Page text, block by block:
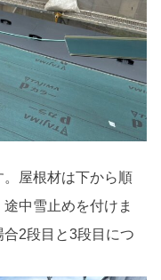
屋根材は下から順
中雪止めを付けま
2段目と3段目につ